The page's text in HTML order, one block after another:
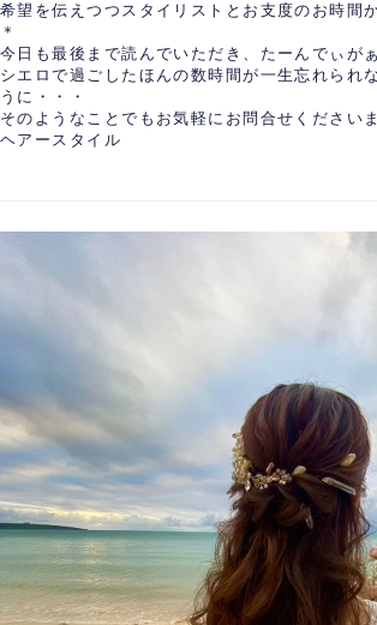
希望を伝えつつスタイリストとお支度のお時間
＊
今日も最後まで読んでいただき、たーんでぃが
シエロで過ごしたほんの数時間が一生忘れられ
うに・・・
そのようなことでもお気軽にお問合せください
ヘアースタイル